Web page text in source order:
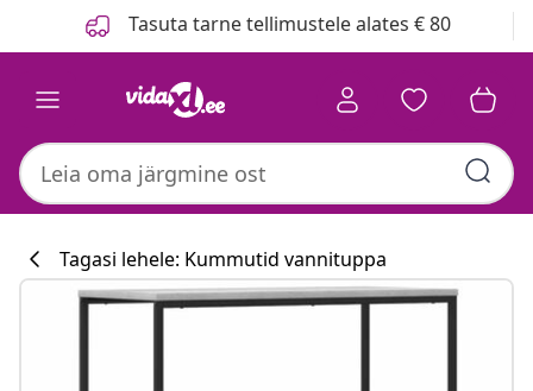
Tasuta tarne tellimustele alates € 80
Tagasi lehele: Kummutid vannituppa